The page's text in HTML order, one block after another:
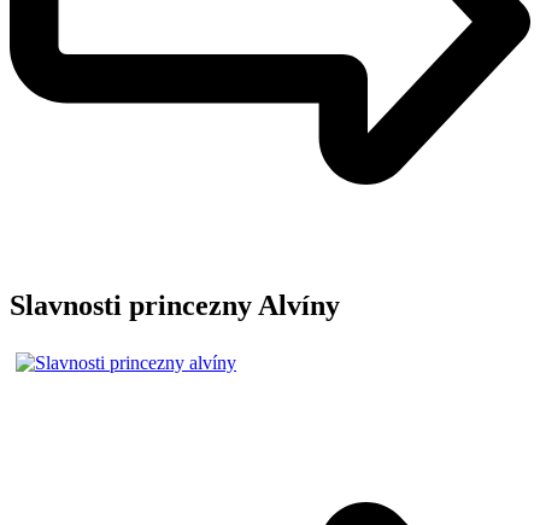
Slavnosti princezny Alvíny